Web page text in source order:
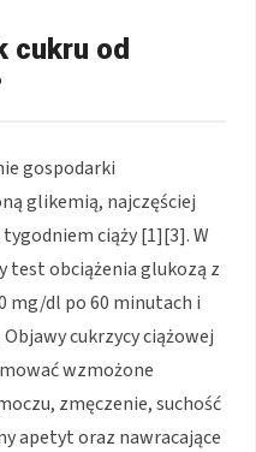
cukru od
gospodarki
glikemią, najczęściej
ciąży [1][3]. W
test obciążenia glukozą z
mg/dl po 60 minutach i
cukrzycy ciążowej
wzmożone
zmęczenie, suchość
apetyt oraz nawracające